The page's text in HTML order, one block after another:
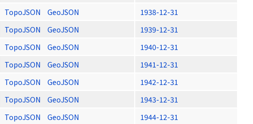
TopoJSON GeoJSON
1938-12-31
TopoJSON GeoJSON
1939-12-31
TopoJSON GeoJSON
1940-12-31
TopoJSON GeoJSON
1941-12-31
TopoJSON GeoJSON
1942-12-31
TopoJSON GeoJSON
1943-12-31
TopoJSON GeoJSON
1944-12-31